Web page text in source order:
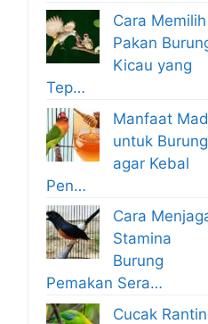
Cara Memilih
Pakan
Kicau yang
Tep…
Manfaat
untuk Burung
agar Kebal
Pen…
Cara
Stamina
Burung
Pemakan Sera…
Cucak